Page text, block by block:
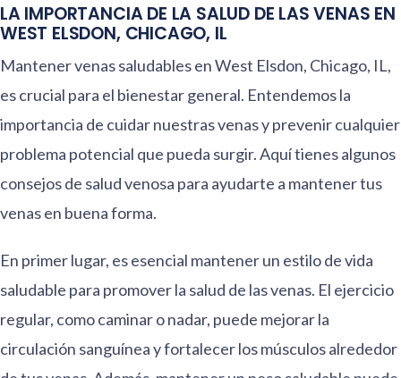
LA IMPORTANCIA DE LA SALUD DE LAS VENAS EN
WEST ELSDON, CHICAGO, IL
Mantener venas saludables en West Elsdon, Chicago, IL,
es crucial para el bienestar general. Entendemos la
importancia de cuidar nuestras venas y prevenir cualquier
problema potencial que pueda surgir. Aquí tienes algunos
consejos de salud venosa para ayudarte a mantener tus
venas en buena forma.
En primer lugar, es esencial mantener un estilo de vida
saludable para promover la salud de las venas. El ejercicio
regular, como caminar o nadar, puede mejorar la
circulación sanguínea y fortalecer los músculos alrededor